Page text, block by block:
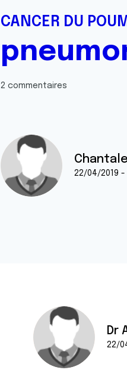
CANCER DU
2 commentaires
22/04/2019 -
Dr
22/